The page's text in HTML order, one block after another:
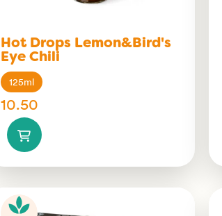
Hot Drops Lemon&Bird's
Eye Chili
125ml
10.50